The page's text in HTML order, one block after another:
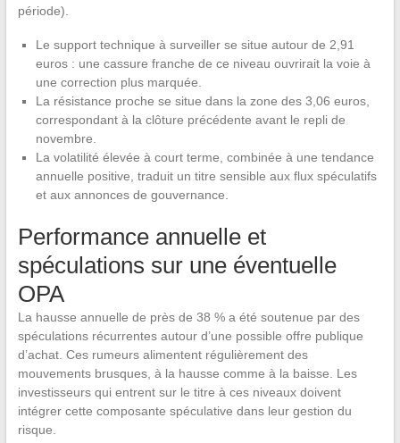
période).
Le support technique à surveiller se situe autour de 2,91
euros : une cassure franche de ce niveau ouvrirait la voie à
une correction plus marquée.
La résistance proche se situe dans la zone des 3,06 euros,
correspondant à la clôture précédente avant le repli de
novembre.
La volatilité élevée à court terme, combinée à une tendance
annuelle positive, traduit un titre sensible aux flux spéculatifs
et aux annonces de gouvernance.
Performance annuelle et
spéculations sur une éventuelle
OPA
La hausse annuelle de près de 38 % a été soutenue par des
spéculations récurrentes autour d’une possible offre publique
d’achat. Ces rumeurs alimentent régulièrement des
mouvements brusques, à la hausse comme à la baisse. Les
investisseurs qui entrent sur le titre à ces niveaux doivent
intégrer cette composante spéculative dans leur gestion du
risque.